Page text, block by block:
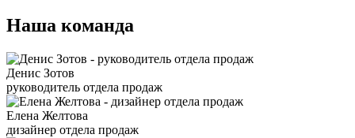
Наша команда
Денис Зотов
руководитель отдела продаж
Елена Желтова
дизайнер отдела продаж